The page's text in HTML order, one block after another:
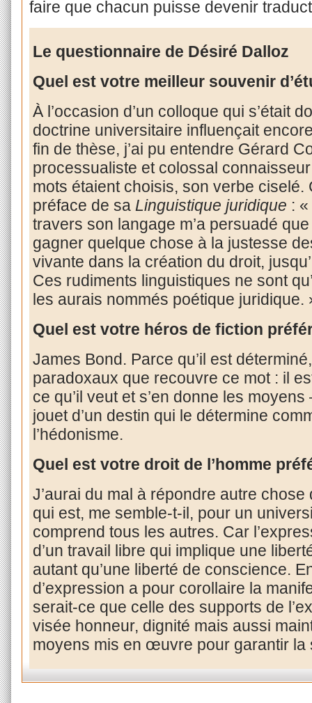
faire que chacun puisse devenir
Le questionnaire de Désiré Dalloz
Quel est votre meilleur souvenir
À l’occasion d’un colloque qui s’était
doctrine universitaire influençait
fin de thèse, j’ai pu entendre Gérard
processualiste et colossal
mots étaient choisis, son verbe ciselé.
préface de sa Linguistique juridique :
travers son langage m’a persuadé
gagner quelque chose à la justesse
vivante dans la création du droit,
Ces rudiments linguistiques ne sont
les aurais nommés poétique juridique.
Quel est votre héros de fiction
James Bond. Parce qu’il est
paradoxaux que recouvre ce mot : il
ce qu’il veut et s’en donne les
jouet d’un destin qui le détermine
l’hédonisme.
Quel est votre droit de l’homme
J’aurai du mal à répondre autre
qui est, me semble-t-il, pour un
comprend tous les autres. Car
d’un travail libre qui implique une
autant qu’une liberté de conscience.
d’expression a pour corollaire la
serait-ce que celle des supports de
visée honneur, dignité mais aussi
moyens mis en œuvre pour garantir la